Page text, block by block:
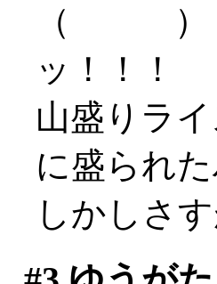
（ ）
ッ！！！
山盛りラ
に盛られ
しかしさ